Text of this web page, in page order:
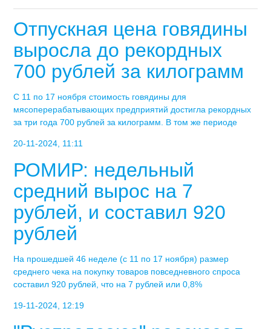
Отпускная цена говядины
выросла до рекордных
700 рублей за килограмм
С 11 по 17 ноября стоимость говядины для
мясоперерабатывающих предприятий достигла рекордных
за три года 700 рублей за килограмм. В том же периоде
20-11-2024, 11:11
РОМИР: недельный
средний вырос на 7
рублей, и составил 920
рублей
На прошедшей 46 неделе (с 11 по 17 ноября) размер
среднего чека на покупку товаров повседневного спроса
составил 920 рублей, что на 7 рублей или 0,8%
19-11-2024, 12:19